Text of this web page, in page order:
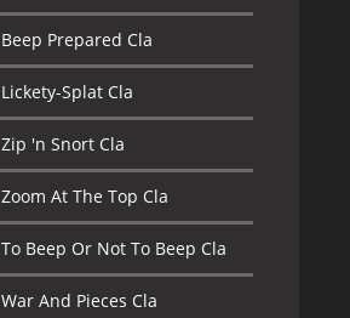
Beep Prepared Cla
Lickety-Splat Cla
Zip 'n Snort Cla
Zoom At The Top Cla
To Beep Or Not To Beep Cla
War And Pieces Cla